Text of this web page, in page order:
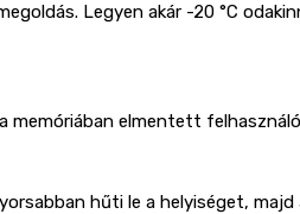
Legyen akár -20 °C
memóriában elmentett
hűti le a helyiséget,